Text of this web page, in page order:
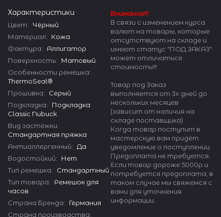
Характеристики
Цвет: Чёрный
Материал: Кожа
Фактура: Аллигатор
Поверхность: Матовый
Особенности ремешка:
ThermoSeal®
Прошивка: Серый
Подкладка: Подкладка
Classic Nubuck
Вид застёжки:
Стандартная пряжка
Антиаллергенный: Да
Водостойкий: Нет
Тип ремешка: Стандартный
Тип товара: Ремешок для
часов
Страна Бренда: Германия
Страна производства:
Внимание!!!
В связи с изменением курса
валют на товары, которые
отсутствуют на складе и
имеют статус "ПОД ЗАКАЗ"
может отличаться
стоимость!!!
Товар под Заказ
выполняется от 3х дней до
нескольких месяцев
(зависит от наличия на
складе поставщика)
Когда товар поступит в
мастерскую вам придёт
уведомление о поступлении.
Предоплата не требуется.
Если товар дороже 5000р и
потребуется предоплата, в
таком случае мы свяжемся с
вами для уточнения
информации.